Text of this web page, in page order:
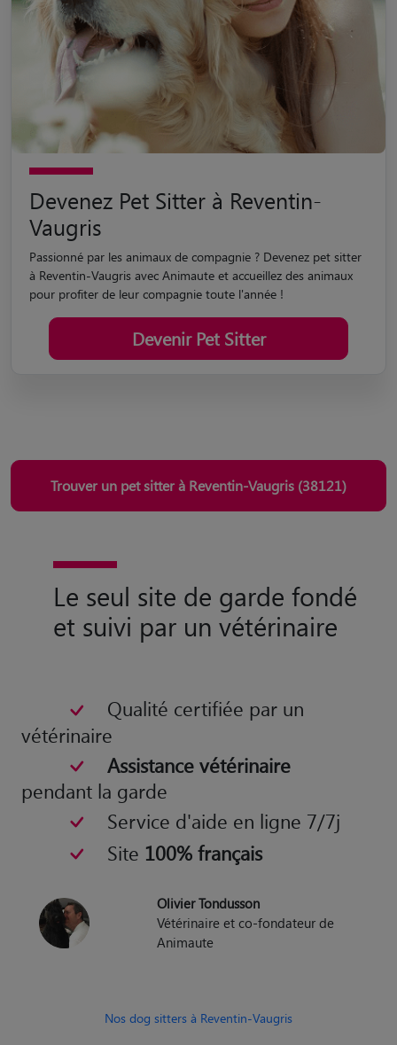
Devenez Pet Sitter à Reventin-
Vaugris
Passionné par les animaux de compagnie ? Devenez pet sitter
à Reventin-Vaugris avec Animaute et accueillez des animaux
pour profiter de leur compagnie toute l'année !
Devenir Pet Sitter
Trouver un pet sitter à Reventin-Vaugris (38121)
Le seul site de garde fondé
et suivi par un vétérinaire
Qualité certifiée par un
vétérinaire
Assistance vétérinaire
pendant la garde
Service d'aide en ligne 7/7j
Site 100% français
Olivier Tondusson
Vétérinaire et co-fondateur de
Animaute
Nos dog sitters à Reventin-Vaugris